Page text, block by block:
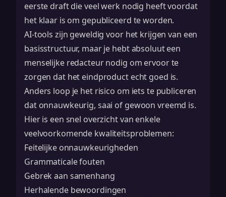
eerste draft die veel werk nodig heeft voordat
het klaar is om gepubliceerd te worden.
AI-tools zijn geweldig voor het krijgen van een
basisstructuur, maar je hebt absoluut een
menselijke redacteur nodig om ervoor te
zorgen dat het eindproduct echt goed is.
Anders loop je het risico om iets te publiceren
dat onnauwkeurig, saai of gewoon vreemd is.
Hier is een snel overzicht van enkele
veelvoorkomende kwaliteitsproblemen:
Feitelijke onnauwkeurigheden
Grammaticale fouten
Gebrek aan samenhang
Herhalende bewoordingen